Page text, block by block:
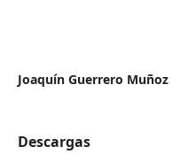
Joaquín Guerrero Muñoz
Descargas